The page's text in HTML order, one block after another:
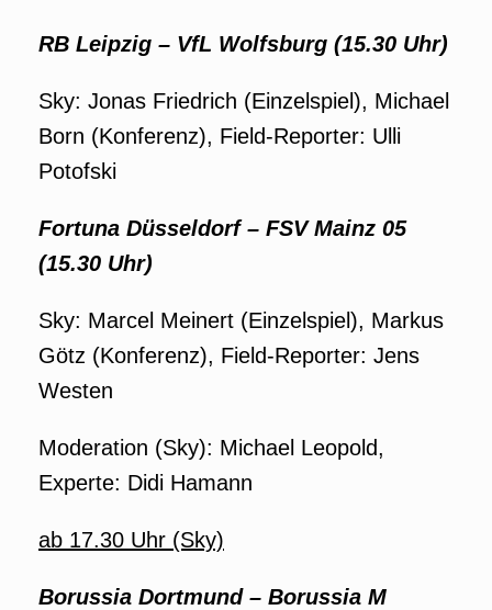
RB Leipzig – VfL Wolfsburg (15.30 Uhr)
Sky: Jonas Friedrich (Einzelspiel), Michael
Born (Konferenz), Field-Reporter: Ulli
Potofski
Fortuna Düsseldorf – FSV Mainz 05
(15.30 Uhr)
Sky: Marcel Meinert (Einzelspiel), Markus
Götz (Konferenz), Field-Reporter: Jens
Westen
Moderation (Sky): Michael Leopold,
Experte: Didi Hamann
ab 17.30 Uhr (Sky)
Borussia Dortmund – Borussia M